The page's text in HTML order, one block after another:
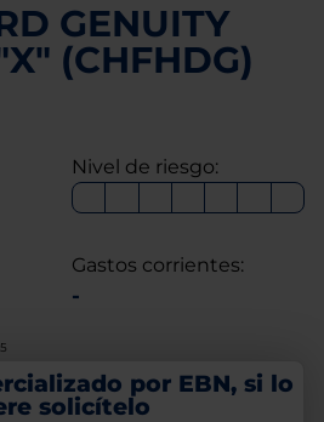
GENUITY
(CHFHDG)
Nivel de riesgo:
Gastos corrientes:
-
por EBN, si lo
solicítelo